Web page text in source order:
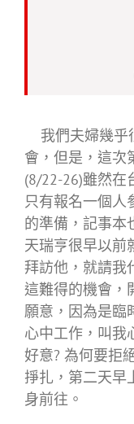
我們夫婦幾乎
會，但是，這次
(8/22-26)雖然在
只有報名一個人
的準備，記事本
天瑞亨很早以前
拜訪他，就請我
這難得的機會，
願意，因為是臨
心中工作，叫我
好意? 為何要拒
掙扎，第二天早
身前往。